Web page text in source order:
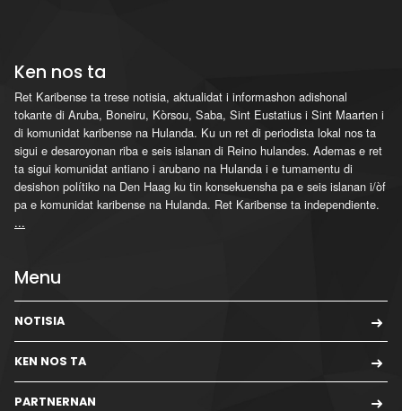
Ken nos ta
Ret Karibense ta trese notisia, aktualidat i informashon adishonal
tokante di Aruba, Boneiru, Kòrsou, Saba, Sint Eustatius i Sint Maarten i
di komunidat karibense na Hulanda. Ku un ret di periodista lokal nos ta
sigui e desaroyonan riba e seis islanan di Reino hulandes. Ademas e ret
ta sigui komunidat antiano i arubano na Hulanda i e tumamentu di
desishon polítiko na Den Haag ku tin konsekuensha pa e seis islanan i/òf
pa e komunidat karibense na Hulanda. Ret Karibense ta independiente.
...
Menu
NOTISIA
KEN NOS TA
PARTNERNAN